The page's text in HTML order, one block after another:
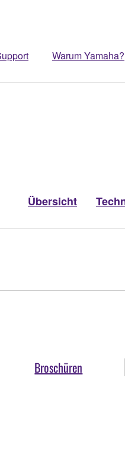
Warum Yamaha?
Übersicht
Broschüren